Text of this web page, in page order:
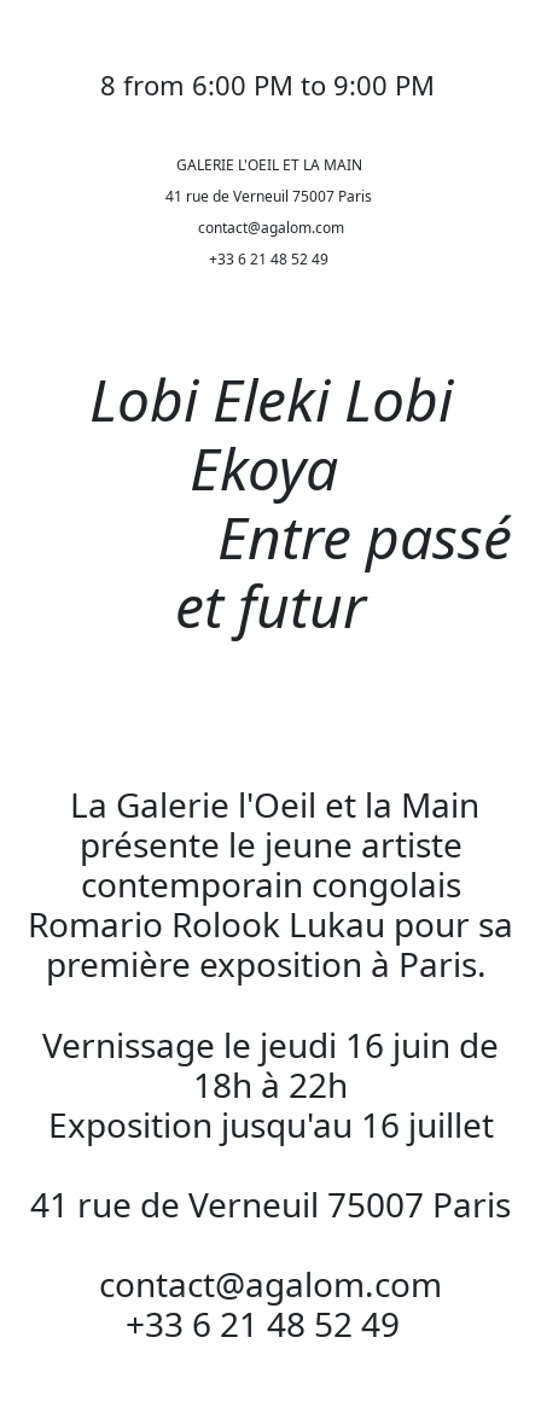
8 from 6:00 PM to 9:00 PM
GALERIE L'OEIL ET LA MAIN
41 rue de Verneuil 75007 Paris
contact@agalom.com
+33 6 21 48 52 49
Lobi Eleki Lobi
Ekoya
Entre passé
et futur
La Galerie l'Oeil et la Main
présente le jeune artiste
contemporain congolais
Romario Rolook Lukau pour sa
première exposition à Paris.
Vernissage le jeudi 16 juin de
18h à 22h
Exposition jusqu'au 16 juillet
41 rue de Verneuil 75007 Paris
contact@agalom.com
+33 6 21 48 52 49